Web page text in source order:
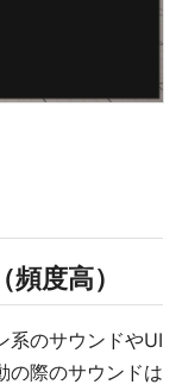
度高）
系のサウンドやUI
の際のサウンドは